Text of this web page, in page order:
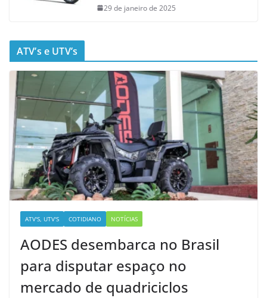
29 de janeiro de 2025
ATV’s e UTV’s
ATV'S, UTV'S COTIDIANO NOTÍCIAS
AODES desembarca no Brasil
para disputar espaço no
mercado de quadriciclos